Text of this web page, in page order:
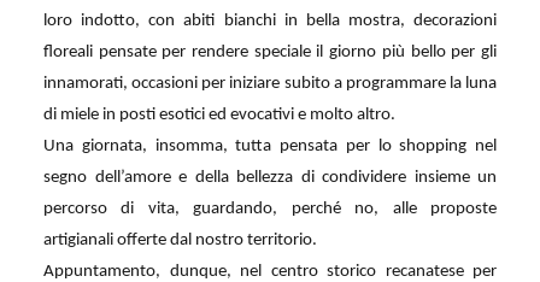
loro indotto, con abiti bianchi in bella mostra, decorazioni
floreali pensate per rendere speciale il giorno più bello per gli
innamorati, occasioni per iniziare subito a programmare la luna
di miele in posti esotici ed evocativi e molto altro.
Una giornata, insomma, tutta pensata per lo shopping nel
segno dell’amore e della bellezza di condividere insieme un
percorso di vita, guardando, perché no, alle proposte
artigianali offerte dal nostro territorio.
Appuntamento, dunque, nel centro storico recanatese per